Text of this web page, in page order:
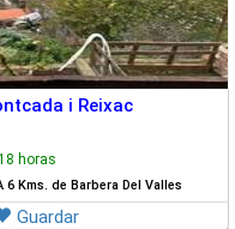
i Reixac
horas
6 Kms. de Barbera Del Valles
Guardar